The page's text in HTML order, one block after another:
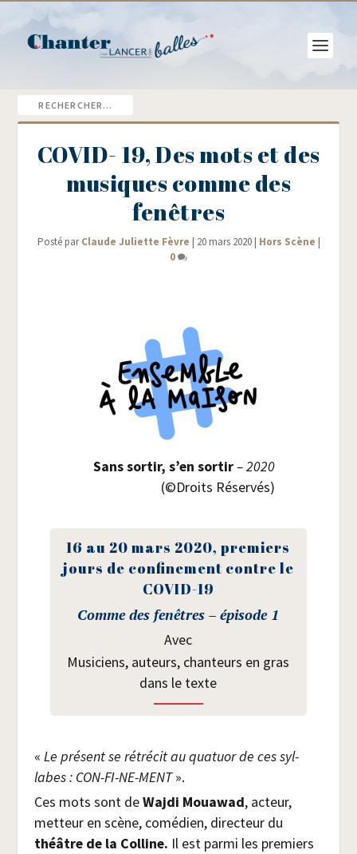
COVID- 19, Des mots et des
musiques comme des
fenêtres
Posté parClaude Juliette Fèvre | 20 mars 2020| Hors Scène |
0
Sans sor­tir, s’en sor­tir–2020
(©Droits Réservés)
16 au 20 mars 2020, pre­miers
jours de confi­ne­ment contre le
COVID-19
Comme des fenêtres – épi­sode 1
Avec
Musi­ciens, auteurs, chan­teurs en gras
dans le texte
« Le pré­sent se rétré­cit au qua­tuor de ces syl­
labes : CON-FI-NE-MENT».
Ces mots sont deWaj­di Moua­wad, acteur,
met­teur en scène, comé­dien, direc­teur du
théâtre de la Col­line. Il est par­mi les pre­miers